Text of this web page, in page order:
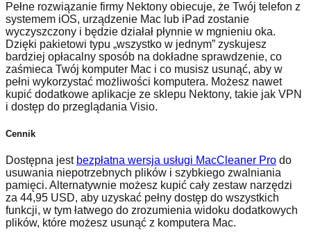
Pełne rozwiązanie firmy Nektony obiecuje, że Twój telefon z
systemem iOS, urządzenie Mac lub iPad zostanie
wyczyszczony i będzie działał płynnie w mgnieniu oka.
Dzięki pakietowi typu „wszystko w jednym” zyskujesz
bardziej opłacalny sposób na dokładne sprawdzenie, co
zaśmieca Twój komputer Mac i co musisz usunąć, aby w
pełni wykorzystać możliwości komputera. Możesz nawet
kupić dodatkowe aplikacje ze sklepu Nektony, takie jak VPN
i dostęp do przeglądania Visio.
Cennik
Dostępna jest bezpłatna wersja usługi MacCleaner Pro do
usuwania niepotrzebnych plików i szybkiego zwalniania
pamięci. Alternatywnie możesz kupić cały zestaw narzędzi
za 44,95 USD, aby uzyskać pełny dostęp do wszystkich
funkcji, w tym łatwego do zrozumienia widoku dodatkowych
plików, które możesz usunąć z komputera Mac.